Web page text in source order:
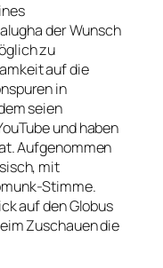
der Wunsch
zu
auf die
in
seien
und haben
Aufgenommen
mit
Stimme.
auf den Globus
Zuschauen die